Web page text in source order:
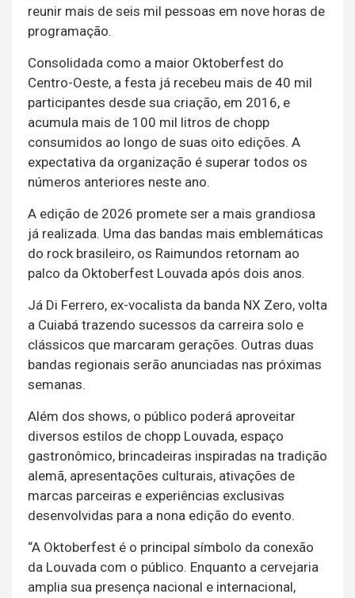
reunir mais de seis mil pessoas em nove horas de
programação.
Consolidada como a maior Oktoberfest do
Centro-Oeste, a festa já recebeu mais de 40 mil
participantes desde sua criação, em 2016, e
acumula mais de 100 mil litros de chopp
consumidos ao longo de suas oito edições. A
expectativa da organização é superar todos os
números anteriores neste ano.
A edição de 2026 promete ser a mais grandiosa
já realizada. Uma das bandas mais emblemáticas
do rock brasileiro, os Raimundos retornam ao
palco da Oktoberfest Louvada após dois anos.
Já Di Ferrero, ex-vocalista da banda NX Zero, volta
a Cuiabá trazendo sucessos da carreira solo e
clássicos que marcaram gerações. Outras duas
bandas regionais serão anunciadas nas próximas
semanas.
Além dos shows, o público poderá aproveitar
diversos estilos de chopp Louvada, espaço
gastronômico, brincadeiras inspiradas na tradição
alemã, apresentações culturais, ativações de
marcas parceiras e experiências exclusivas
desenvolvidas para a nona edição do evento.
“A Oktoberfest é o principal símbolo da conexão
da Louvada com o público. Enquanto a cervejaria
amplia sua presença nacional e internacional,